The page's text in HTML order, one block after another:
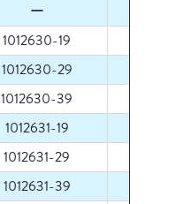
ー
1012630-19
1012630-29
1012630-39
1012631-19
1012631-29
1012631-39